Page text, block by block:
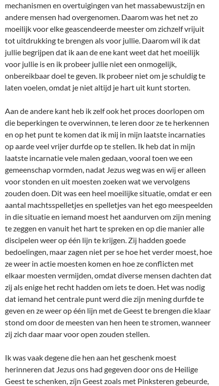
mechanismen en overtuigingen van het massabewustzijn en
andere mensen had overgenomen. Daarom was het net zo
moeilijk voor elke geascendeerde meester om zichzelf vrijuit
tot uitdrukking te brengen als voor jullie. Daarom wil ik dat
jullie begrijpen dat ik aan de ene kant weet dat het moeilijk
voor jullie is en ik probeer jullie niet een onmogelijk,
onbereikbaar doel te geven. Ik probeer niet om je schuldig te
laten voelen, omdat je niet altijd je hart uit kunt storten.
Aan de andere kant heb ik zelf ook het proces doorlopen om
die beperkingen te overwinnen, te leren door ze te herkennen
en op het punt te komen dat ik mij in mijn laatste incarnaties
op aarde veel vrijer durfde op te stellen. Ik heb dat in mijn
laatste incarnatie vele malen gedaan, vooral toen we een
gemeenschap vormden, nadat Jezus weg was en wij er alleen
voor stonden en uit moesten zoeken wat we vervolgens
zouden doen. Dit was een heel moeilijke situatie, omdat er een
aantal machtsspelletjes en spelletjes van het ego meespeelden
in die situatie en iemand moest het aandurven om zijn mening
te zeggen en vanuit het hart te spreken en op die manier alle
discipelen weer op één lijn te krijgen. Zij hadden goede
bedoelingen, maar zagen niet per se hoe het verder moest, hoe
ze weer in actie moesten komen en hoe ze conflicten met
elkaar moesten vermijden, omdat diverse mensen dachten dat
zij als enige het recht hadden om iets te doen. Het was nodig
dat iemand het centrale punt werd die zijn mening durfde te
geven en ze weer op één lijn met de Geest te brengen die klaar
stond om door de meesten van hen heen te stromen, wanneer
zij zich daar maar voor open zouden stellen.
Ik was vaak degene die hen aan het geschenk moest
herinneren dat Jezus ons had gegeven door ons de Heilige
Geest te schenken, zíjn Geest zoals met Pinksteren gebeurde,